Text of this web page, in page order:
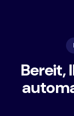
Bereit,